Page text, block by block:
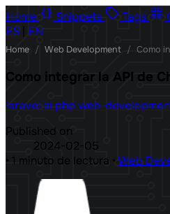
Home Snippets Tags
ES
EN
Home / Web Development / Como
Como integrar la API de
laravel ai php web-
Published on
2024-02-05
• 1 minuto de lectura •Web